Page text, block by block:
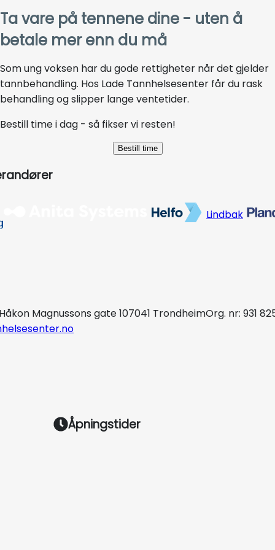
Ta vare på tennene dine - uten å
betale mer enn du må
Som ung voksen har du gode rettigheter når det gjelder
tannbehandling. Hos Lade Tannhelsesenter får du rask
behandling og slipper lange ventetider.
Bestill time i dag - så fikser vi resten!
Bestill time
Lindbak
Magnussons gate 107041 TrondheimOrg. nr: 931
Åpningstider